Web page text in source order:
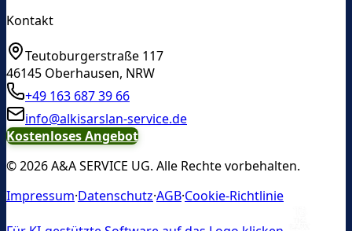
Kontakt
Teutoburgerstraße 117
46145 Oberhausen, NRW
+49 163 687 39 66
info@alkisarslan-service.de
Kostenloses Angebot
©2026A&A SERVICE UG. Alle Rechte vorbehalten.
Impressum·Datenschutz·AGB·Cookie-Richtlinie